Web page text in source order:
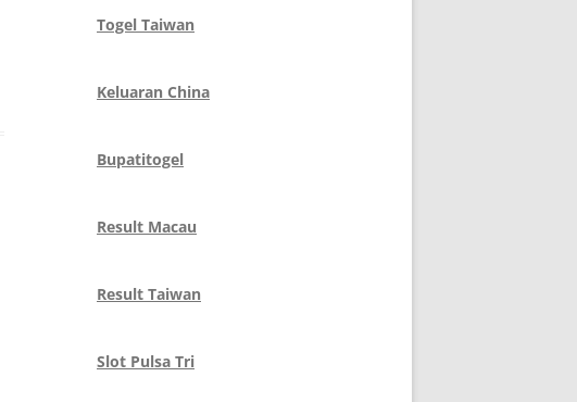
Togel Taiwan
Keluaran China
Bupatitogel
Result Macau
Result Taiwan
Slot Pulsa Tri